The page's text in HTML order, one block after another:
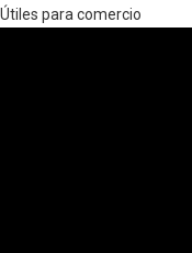
Útiles para comercio